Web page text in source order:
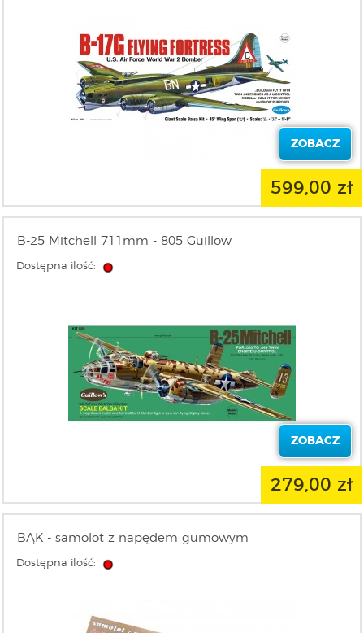
ZOBACZ
599,00 zł
B-25 Mitchell 711mm - 805 Guillow
Dostępna ilość:
ZOBACZ
279,00 zł
BĄK - samolot z napędem gumowym
Dostępna ilość: